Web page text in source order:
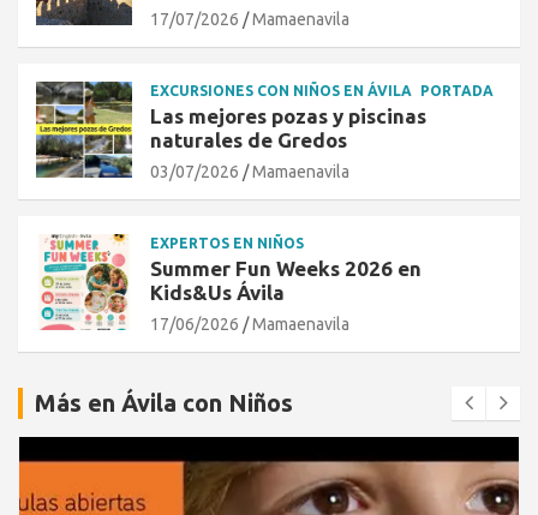
17/07/2026 Mamaenavila
EXCURSIONES CON NIÑOS EN ÁVILA PORTADA
Las mejores pozas y piscinas
naturales de Gredos
03/07/2026 Mamaenavila
EXPERTOS EN NIÑOS
Summer Fun Weeks 2026 en
Kids&Us Ávila
17/06/2026 Mamaenavila
Más en Ávila con Niños